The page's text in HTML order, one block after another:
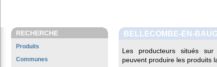
RECHERCHE
Produits
Communes
BELLECOMBE-EN-
Les producteurs situés
peuvent produire les produits